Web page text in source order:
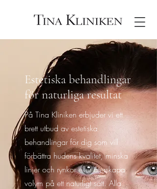
Estetiska behandlingar
för naturliga resultat
På Tina Kliniken erbjuder vi ett
brett utbud av estetiska
behandlingar för dig som vill
förbättra hudens kvalitet, minska
linjer och rynkor eller återskapa
volym på ett naturligt sätt. Alla